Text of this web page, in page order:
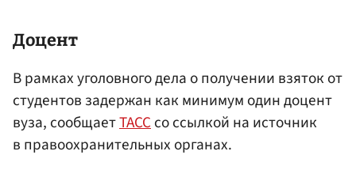
Доцент
В рамках уголовного дела о получении взяток от
студентов задержан как минимум один доцент
вуза, сообщаетТАССсо ссылкой на источник
в правоохранительных органах.